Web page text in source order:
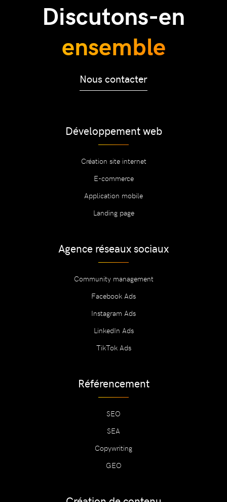
Discutons-en
ensemble
Nous contacter
Développement web
Création site internet
E-commerce
Application mobile
Landing page
Agence réseaux sociaux
Community management
Facebook Ads
Instagram Ads
LinkedIn Ads
TikTok Ads
Référencement
SEO
SEA
Copywriting
GEO